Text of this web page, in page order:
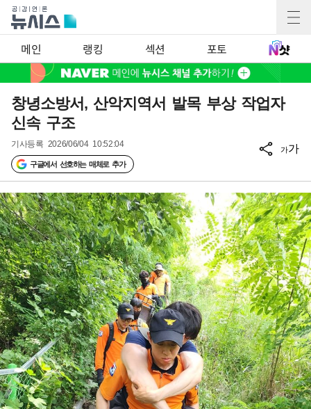
메인 랭킹 섹션 포토
창녕소방서, 산악지역서 발목 부상 작업자
신속 구조
기사등록 2026/06/04 10:52:04
구글에서 선호하는 매체로 추가
가가